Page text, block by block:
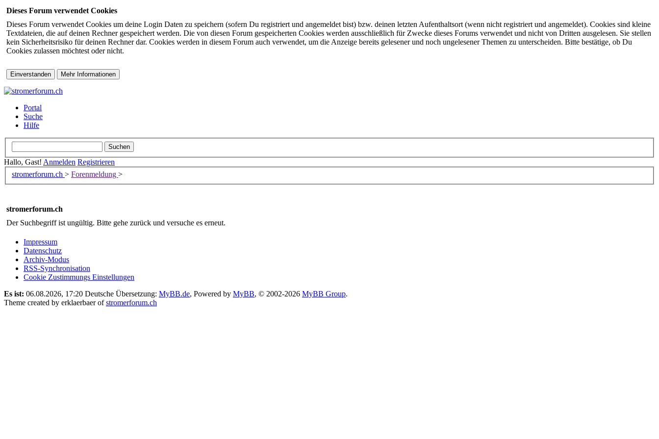
Dieses Forum verwendet Cookies
Dieses Forum verwendet Cookies um deine Login Daten zu speichern (sofern Du registriert und angemeldet bist) bzw. deinen letzten Aufenthaltsort (wenn nicht registriert und angemeldet). Cookies sind kleine
Textdateien, die auf deinen Rechner gespeichert werden. Die von diesen Forum gespeicherten Cookies werden ausschließlich für Zwecke dieses Forums verwendet und nicht von Dritten ausgelesen. Sie stellen
kein Sicherheitsrisiko für deinen Rechner dar. Cookies werden in diesem Forum auch verwendet, um die Anzeige bereits gelesener und noch ungelesener Themen zu unterscheiden. Bitte bestätige, ob Du
Cookies zulassen möchtest oder nicht.
Portal
Suche
Hilfe
Hallo, Gast! Anmelden Registrieren
stromerforum.ch > Forenmeldung >
stromerforum.ch
Der Suchbegriff ist ungültig. Bitte gehe zurück und versuche es erneut.
Impressum
Datenschutz
Archiv-Modus
RSS-Synchronisation
Cookie Zustimmungs Einstellungen
Es ist: 06.08.2026, 17:20 Deutsche Übersetzung: MyBB.de, Powered by MyBB, © 2002-2026 MyBB Group.
Theme created by erklaerbaer ofstromerforum.ch